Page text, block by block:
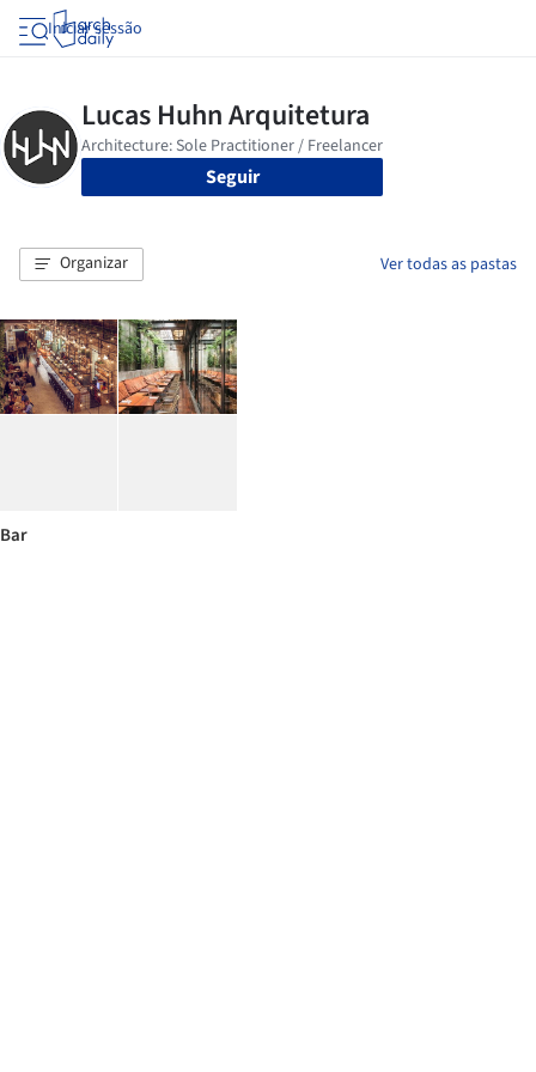
Iniciar sessão
Seguir
Organizar Ver todas as pastas
Bar